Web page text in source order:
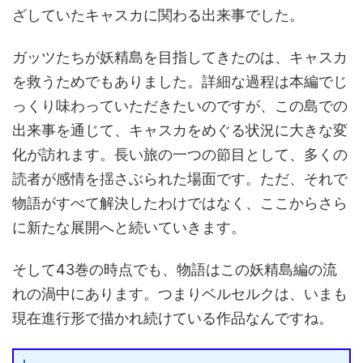
ざしていたキャスカに関わる出来事でした。
ガッツたちが妖精島を目指してきたのは、キャスカ
を救うためでもありました。詳細な過程は本編でじ
っくり味わっていただきたいのですが、この島での
出来事を通じて、キャスカをめぐる状況に大きな変
化が訪れます。長い旅の一つの節目として、多くの
読者が感情を揺さぶられた場面です。ただ、それで
物語がすべて解決したわけではなく、ここからさら
に新たな展開へと続いていきます。
そして43巻の時点でも、物語はこの妖精島編の流
れの渦中にあります。つまりベルセルクは、いまも
現在進行形で描かれ続けている作品なんですね。